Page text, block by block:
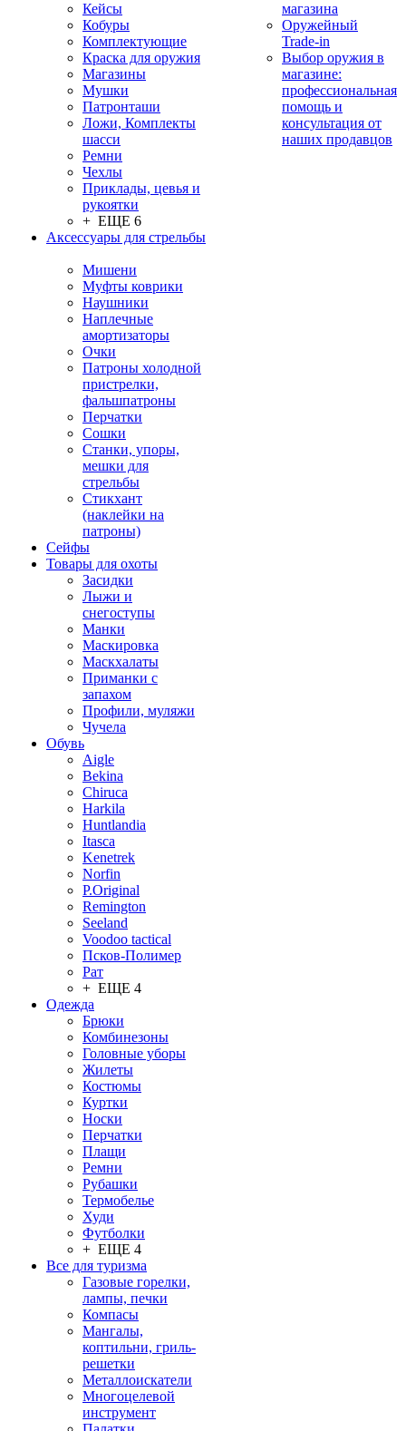
Кейсы
Кобуры
Комплектующие
Краска для оружия
Магазины
Мушки
Патронташи
Ложи, Комплекты
шасси
Ремни
Чехлы
Приклады, цевья и
рукоятки
+ ЕЩЕ 6
Аксессуары для стрельбы
Мишени
Муфты коврики
Наушники
Наплечные
амортизаторы
Очки
Патроны холодной
пристрелки,
фальшпатроны
Перчатки
Сошки
Станки, упоры,
мешки для
стрельбы
Стикхант
(наклейки на
патроны)
Сейфы
Товары для охоты
Засидки
Лыжи и
снегоступы
Манки
Маскировка
Маскхалаты
Приманки с
запахом
Профили, муляжи
Чучела
Обувь
Aigle
Bekina
Chiruсa
Harkila
Huntlandia
Itasca
Kenetrek
Norfin
P.Original
Remington
Seeland
Voodoo tactical
Псков-Полимер
Рат
+ ЕЩЕ 4
Одежда
Брюки
Комбинезоны
Головные уборы
Жилеты
Костюмы
Куртки
Носки
Перчатки
Плащи
Ремни
Рубашки
Термобелье
Худи
Футболки
+ ЕЩЕ 4
Все для туризма
Газовые горелки,
лампы, печки
Компасы
Мангалы,
коптильни, гриль-
решетки
Металлоискатели
Многоцелевой
инструмент
магазина
Оружейный
Trade-in
Выбор оружия в
магазине:
профессиональная
помощь и
консультация от
наших продавцов